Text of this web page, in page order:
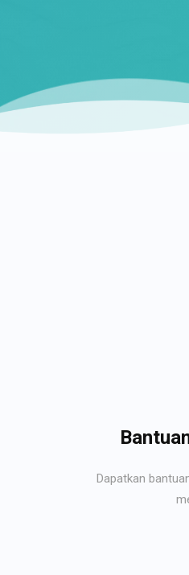
Dapatkan